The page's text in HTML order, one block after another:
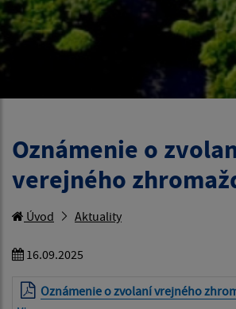
Oznámenie o
verejného
Úvod Aktuality
16.09.2025
Oznámenie o zvolaní vrejného